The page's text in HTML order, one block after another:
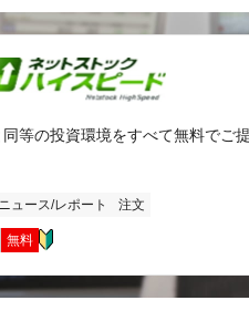
等の投資環境をすべて無料でご
ニュース/レポート 注文
無料